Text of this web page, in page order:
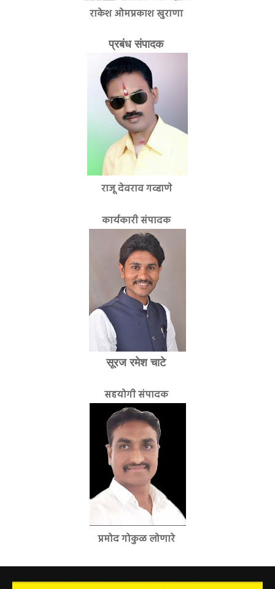
राकेश ओमप्रकाश खुराणा
प्रबंध संपादक
राजू देवराव गव्हाणे
कार्यकारी संपादक
सूरज रमेश चाटे
सहयोगी संपादक
प्रमोद गोकुळ लोणारे